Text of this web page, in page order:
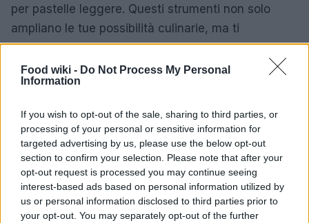
Food wiki - Do Not Process My Personal
Information
If you wish to opt-out of the sale, sharing to third parties, or
processing of your personal or sensitive information for
targeted advertising by us, please use the below opt-out
section to confirm your selection. Please note that after your
opt-out request is processed you may continue seeing
interest-based ads based on personal information utilized by
us or personal information disclosed to third parties prior to
your opt-out. You may separately opt-out of the further
per pastelle leggere. Questi strumenti non solo
ampliano le tue possibilità culinarie, ma ti
permettono anche di ottenere risultati professionali
comodamente da casa. Chi non sogna di
impressionare gli amici con dolci da pasticceria?